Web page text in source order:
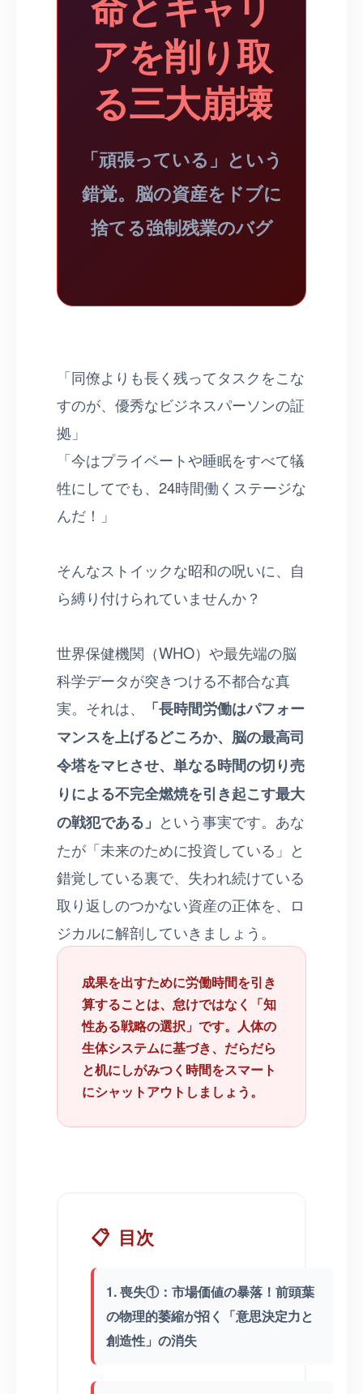
アを削り取
る三大崩壊
「頑張っている」という
錯覚。脳の資産をドブに
捨てる強制残業のバグ
「同僚よりも長く残ってタスクをこな
すのが、優秀なビジネスパーソンの証
拠」
「今はプライベートや睡眠をすべて犠
牲にしてでも、24時間働くステージな
んだ！」
そんなストイックな昭和の呪いに、自
ら縛り付けられていませんか？
世界保健機関（WHO）や最先端の脳
科学データが突きつける不都合な真
実。それは、
「長時間労働はパフォー
マンスを上げるどころか、脳の最高司
令塔をマヒさせ、単なる時間の切り売
りによる不完全燃焼を引き起こす最大
の戦犯である」 という事実です。あな
たが「未来のために投資している」と
錯覚している裏で、失われ続けている
取り返しのつかない資産の正体を、ロ
ジカルに解剖していきましょう。
成果を出すために労働時間を引き
算することは、怠けではなく「知
性ある戦略の選択」です。人体の
生体システムに基づき、だらだら
と机にしがみつく時間をスマート
にシャットアウトしましょう。
📋 目次
1. 喪失①：市場価値の暴落！前頭葉
の物理的萎縮が招く「意思決定力と
創造性」の消失